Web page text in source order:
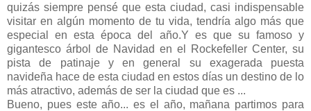
quizás siempre pensé que esta ciudad, casi indispensable
visitar en algún momento de tu vida, tendría algo más que
especial en esta época del año.Y es que su famoso y
gigantesco árbol de Navidad en el Rockefeller Center, su
pista de patinaje y en general su exagerada puesta
navideña hace de esta ciudad en estos días un destino de lo
más atractivo, además de ser la ciudad que es ...
Bueno, pues este año... es el año, mañana partimos para